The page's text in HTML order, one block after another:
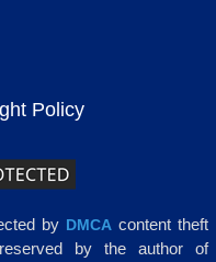
Policy
by DMCAcontent theft
by the author of